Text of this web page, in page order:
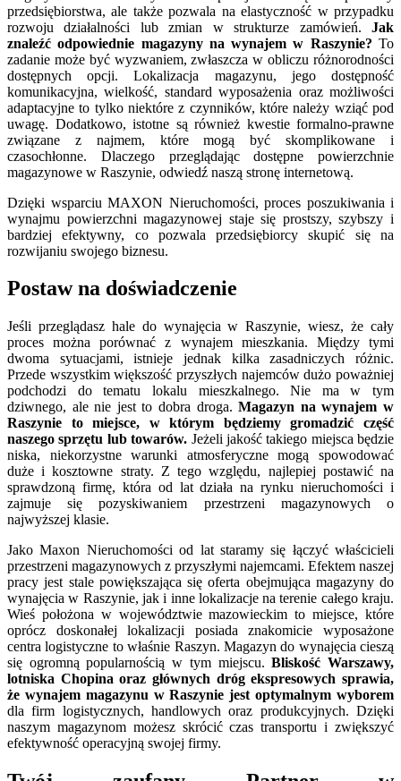
przedsiębiorstwa, ale także pozwala na elastyczność w przypadku
rozwoju działalności lub zmian w strukturze zamówień. Jak
znaleźć odpowiednie magazyny na wynajem w Raszynie? To
zadanie może być wyzwaniem, zwłaszcza w obliczu różnorodności
dostępnych opcji. Lokalizacja magazynu, jego dostępność
komunikacyjna, wielkość, standard wyposażenia oraz możliwości
adaptacyjne to tylko niektóre z czynników, które należy wziąć pod
uwagę. Dodatkowo, istotne są również kwestie formalno-prawne
związane z najmem, które mogą być skomplikowane i
czasochłonne. Dlaczego przeglądając dostępne powierzchnie
magazynowe w Raszynie, odwiedź naszą stronę internetową.
Dzięki wsparciu MAXON Nieruchomości, proces poszukiwania i
wynajmu powierzchni magazynowej staje się prostszy, szybszy i
bardziej efektywny, co pozwala przedsiębiorcy skupić się na
rozwijaniu swojego biznesu.
Postaw na doświadczenie
Jeśli przeglądasz hale do wynajęcia w Raszynie, wiesz, że cały
proces można porównać z wynajem mieszkania. Między tymi
dwoma sytuacjami, istnieje jednak kilka zasadniczych różnic.
Przede wszystkim większość przyszłych najemców dużo poważniej
podchodzi do tematu lokalu mieszkalnego. Nie ma w tym
dziwnego, ale nie jest to dobra droga.Magazyn na wynajem w
Raszynie to miejsce, w którym będziemy gromadzić część
naszego sprzętu lub towarów. Jeżeli jakość takiego miejsca będzie
niska, niekorzystne warunki atmosferyczne mogą spowodować
duże i kosztowne straty. Z tego względu, najlepiej postawić na
sprawdzoną firmę, która od lat działa na rynku nieruchomości i
zajmuje się pozyskiwaniem przestrzeni magazynowych o
najwyższej klasie.
Jako Maxon Nieruchomości od lat staramy się łączyć właścicieli
przestrzeni magazynowych z przyszłymi najemcami. Efektem naszej
pracy jest stale powiększająca się oferta obejmująca magazyny do
wynajęcia w Raszynie, jak i inne lokalizacje na terenie całego kraju.
Wieś położona w województwie mazowieckim to miejsce, które
oprócz doskonałej lokalizacji posiada znakomicie wyposażone
centra logistyczne to właśnie Raszyn. Magazyn do wynajęcia cieszą
się ogromną popularnością w tym miejscu.Bliskość Warszawy,
lotniska Chopina oraz głównych dróg ekspresowych sprawia,
że wynajem magazynu w Raszynie jest optymalnym wyborem
dla firm logistycznych, handlowych oraz produkcyjnych. Dzięki
naszym magazynom możesz skrócić czas transportu i zwiększyć
efektywność operacyjną swojej firmy.